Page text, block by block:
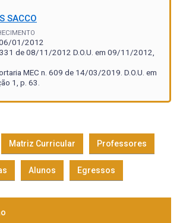
SACCO
01/2012
de 08/11/2012 D.O.U. em 09/11/2012,
MEC n. 609 de 14/03/2019. D.O.U. em
1, p. 63.
Matriz Curricular Professores
Alunos Egressos